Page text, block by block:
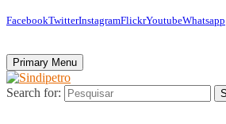
FacebookTwitterInstagramFlickrYoutubeWhatsapp
Primary Menu
Search for: